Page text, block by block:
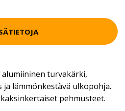
turvakärki,
lämmönkestävä ulkopohja.
pehmusteet.